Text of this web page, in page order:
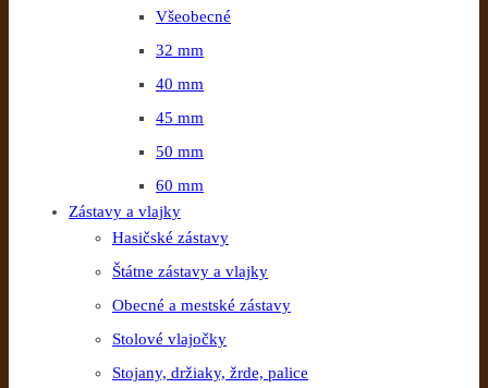
Všeobecné
32 mm
40 mm
45 mm
50 mm
60 mm
Zástavy a vlajky
Hasičské zástavy
Štátne zástavy a vlajky
Obecné a mestské zástavy
Stolové vlajočky
Stojany, držiaky, žrde, palice